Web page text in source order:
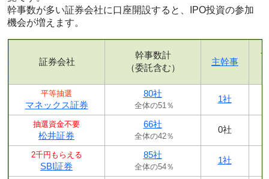
幹事数が多い証券会社に口座開設すると、IPO投資の参加
機会が増えます。
証券会社
幹事数計
（委託含む）
主幹事
平等抽選
マネックス証券
80社
全体の51％
1社
抽選資金不要
松井証券
66社
全体の42％
0社
2千円もらえる
SBI証券
85社
全体の54％
1社